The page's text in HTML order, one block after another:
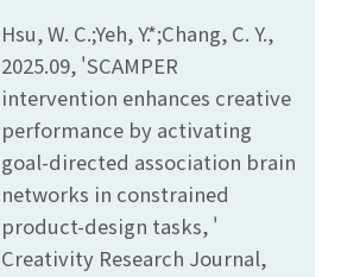
Hsu, W. C.;Yeh, Y.*;Chang, C. Y.,
2025.09, 'SCAMPER
intervention enhances creative
performance by activating
goal-directed association brain
networks in constrained
product-design tasks, '
Creativity Research Journal,